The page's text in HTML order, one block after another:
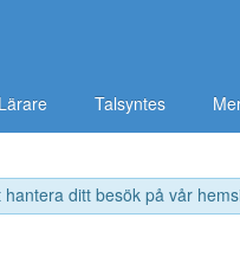
ditt besök på vår
Lärare Talsyntes